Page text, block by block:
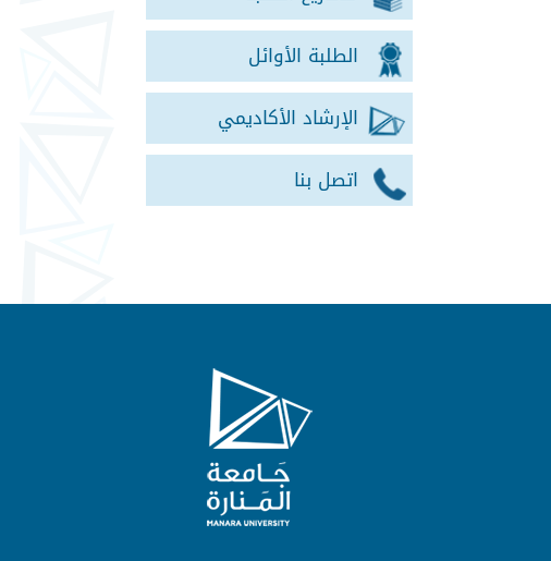
الطلبة الأوائل
الإرشاد الأكاديمي
اتصل بنا